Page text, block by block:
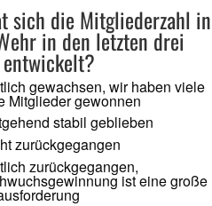
sich die Mitgliederzahl in
in den letzten drei
gewachsen, wir haben viele
Mitglieder gewonnen
stabil geblieben
zurückgegangen
zurückgegangen,
ist eine große